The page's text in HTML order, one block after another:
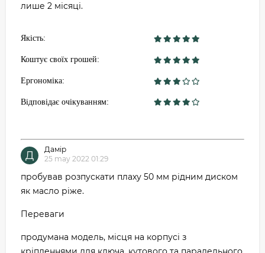
лише 2 місяці.
Якість:
Коштує своїх грошей:
Ергономіка:
Відповідає очікуванням:
Д
Дамір
25 may 2022 01:29
пробував розпускати плаху 50 мм рідним диском
як масло ріже.
Переваги
продумана модель, місця на корпусі з